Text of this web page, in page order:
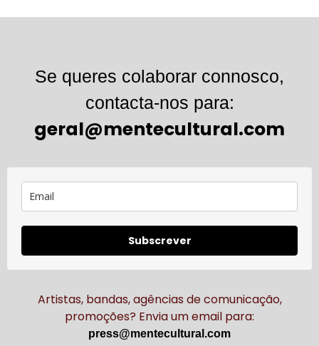
Se queres colaborar connosco,
contacta-nos para:
geral@mentecultural.com
Subscrever
Artistas, bandas, agências de comunicação,
promoções? Envia um email para:
press@mentecultural.com